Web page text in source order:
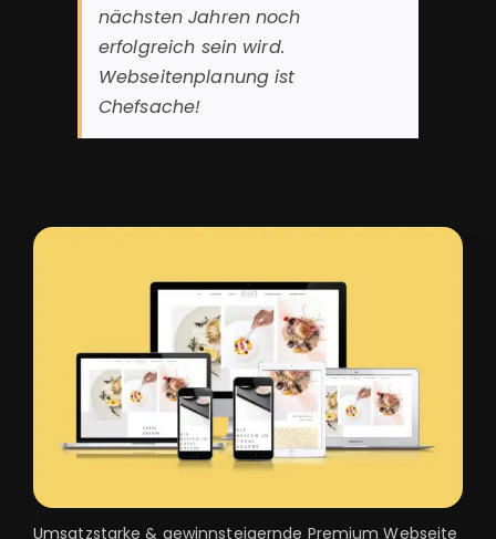
nächsten Jahren noch
erfolgreich sein wird.
Webseitenplanung ist
Chefsache!
Umsatzstarke & gewinnsteigernde Premium Webseite